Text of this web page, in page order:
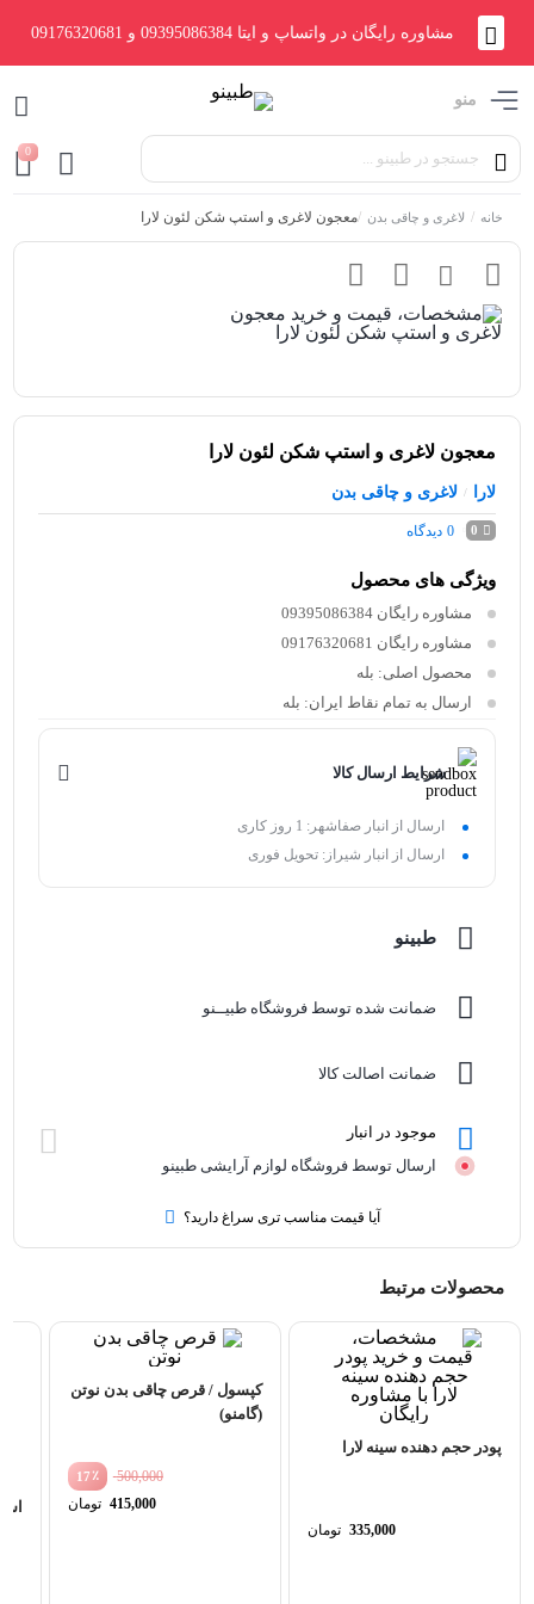
مشاوره رایگان در واتساپ و ایتا 09395086384 و 09176320681
منو
0
خانه / لاغری و چاقی بدن /معجون لاغری و استپ شکن لئون لارا
معجون لاغری و استپ شکن لئون لارا
لارا / لاغری و چاقی بدن
0
0 دیدگاه
ویژگی های محصول
مشاوره رایگان 09395086384
مشاوره رایگان 09176320681
محصول اصلی: بله
ارسال به تمام نقاط ایران: بله
شرایط ارسال کالا
ارسال از انبار صفاشهر: 1 روز کاری
ارسال از انبار شیراز: تحویل فوری
طبینو
ضمانت شده توسط فروشگاه طبیــنو
ضمانت اصالت کالا
موجود در انبار
ارسال توسط فروشگاه لوازم آرایشی طبینو
آیا قیمت مناسب تری سراغ دارید؟
محصولات مرتبط
پودر حجم دهنده سینه لارا
335,000 تومان
کپسول / قرص چاقی بدن نوتن
(گامنو)
٪ 17 500,000
415,000 تومان